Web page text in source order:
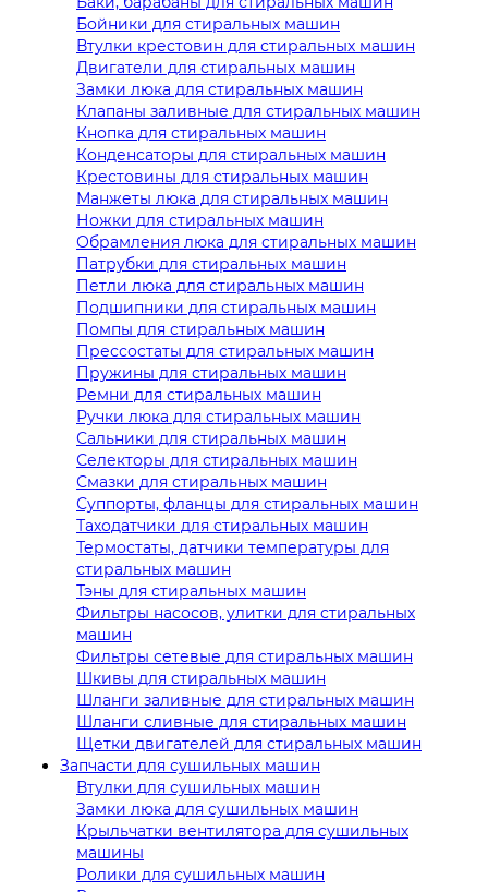
Бойники для стиральных машин
Втулки крестовин для стиральных машин
Двигатели для стиральных машин
Замки люка для стиральных машин
Клапаны заливные для стиральных машин
Кнопка для стиральных машин
Конденсаторы для стиральных машин
Крестовины для стиральных машин
Манжеты люка для стиральных машин
Ножки для стиральных машин
Обрамления люка для стиральных машин
Патрубки для стиральных машин
Петли люка для стиральных машин
Подшипники для стиральных машин
Помпы для стиральных машин
Прессостаты для стиральных машин
Пружины для стиральных машин
Ремни для стиральных машин
Ручки люка для стиральных машин
Сальники для стиральных машин
Селекторы для стиральных машин
Смазки для стиральных машин
Суппорты, фланцы для стиральных машин
Таходатчики для стиральных машин
Термостаты, датчики температуры для
стиральных машин
Тэны для стиральных машин
Фильтры насосов, улитки для стиральных
машин
Фильтры сетевые для стиральных машин
Шкивы для стиральных машин
Шланги заливные для стиральных машин
Шланги сливные для стиральных машин
Щетки двигателей для стиральных машин
Запчасти для сушильных машин
Втулки для сушильных машин
Замки люка для сушильных машин
Крыльчатки вентилятора для сушильных
машины
Ролики для сушильных машин